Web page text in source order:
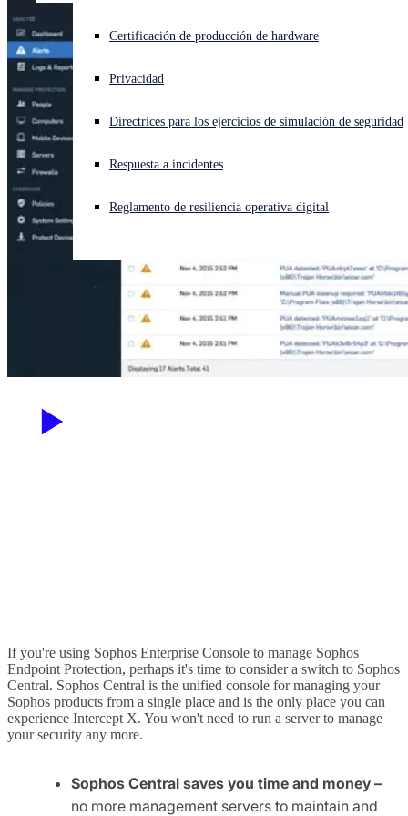
¿Está sufriendo un ciberataque? Obtenga ayuda ahora mismo
Iniciar sesión
Open search
Español Open language switcher
Certificación de producción de hardware
Privacidad
Directrices para los ejercicios de simulación de seguridad
Respuesta a incidentes
Reglamento de resiliencia operativa digital
If you're using Sophos Enterprise Console to manage Sophos
Endpoint Protection, perhaps it's time to consider a switch to Sophos
Central. Sophos Central is the unified console for managing your
Sophos products from a single place and is the only place you can
experience Intercept X. You won't need to run a server to manage
your security any more.
Sophos Central saves you time and money –
no more management servers to maintain and